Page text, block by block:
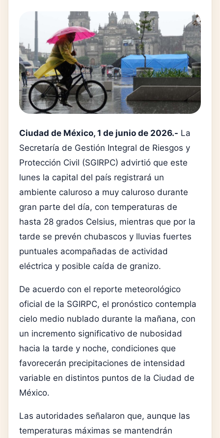
Ciudad de México, 1 de junio de 2026.- La
Secretaría de Gestión Integral de Riesgos y
Protección Civil (SGIRPC) advirtió que este
lunes la capital del país registrará un
ambiente caluroso a muy caluroso durante
gran parte del día, con temperaturas de
hasta 28 grados Celsius, mientras que por la
tarde se prevén chubascos y lluvias fuertes
puntuales acompañadas de actividad
eléctrica y posible caída de granizo.
De acuerdo con el reporte meteorológico
oficial de la SGIRPC, el pronóstico contempla
cielo medio nublado durante la mañana, con
un incremento significativo de nubosidad
hacia la tarde y noche, condiciones que
favorecerán precipitaciones de intensidad
variable en distintos puntos de la Ciudad de
México.
Las autoridades señalaron que, aunque las
temperaturas máximas se mantendrán